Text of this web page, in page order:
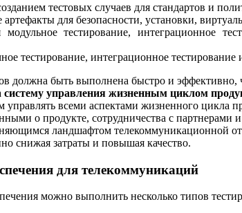
тестовых случаев для стандартов и
артефакты для безопасности, установки,
тестирование, интеграционное
тестирование, интеграционное
должна быть выполнена быстро и
систему управления жизненным циклом
всеми аспектами жизненного цикла
о продукте, сотрудничества с
ландшафтом телекоммуникационной
снижая затраты и повышая качество.
для телекоммуникаций
можно выполнить несколько типов